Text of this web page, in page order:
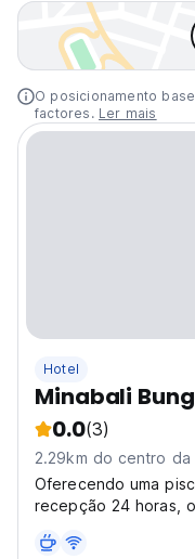
O posicionamento
factores. Ler mais
Hotel
Minabali
0.0(3)
2.29km do centro da
Oferecendo uma
recepção 24 horas,
toda a propriedade.